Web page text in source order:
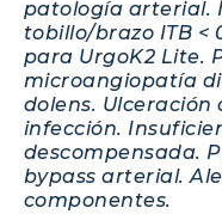
patología arterial.
tobillo/brazo ITB <
para UrgoK2 Lite.
microangiopatía
dolens. Ulceración
infección.
descompensada.
bypass arterial.
componentes.